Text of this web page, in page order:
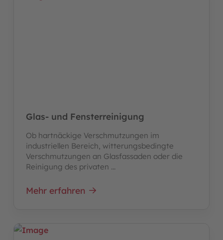
Glas- und Fensterreinigung
Ob hartnäckige Verschmutzungen im
industriellen Bereich, witterungsbedingte
Verschmutzungen an Glasfassaden oder die
Reinigung des privaten ...
Mehr erfahren